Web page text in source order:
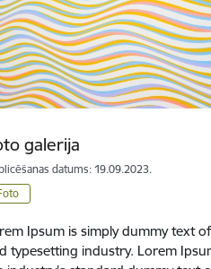
galerija
datums: 19.09.2023.
Ipsum is simply dummy text
typesetting industry. Lorem